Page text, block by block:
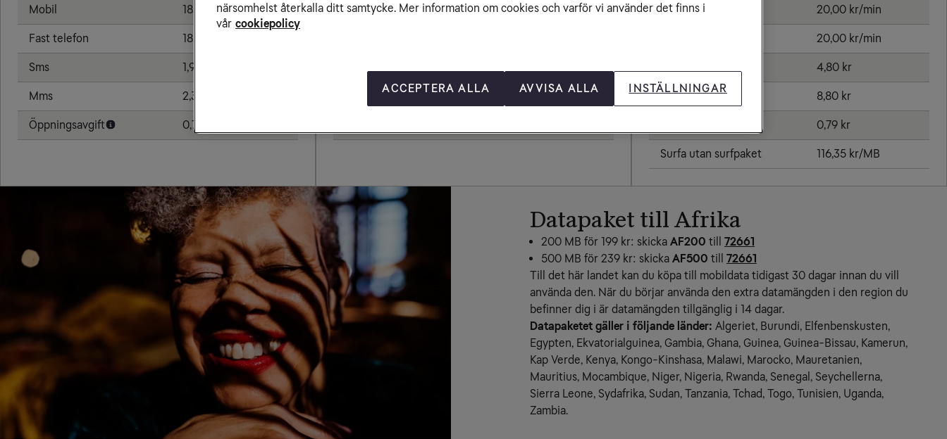
Mobil 18,00 kr/min
Fast telefon 18,00 kr/min
Sms 1,91 kr
Mms 2,39 kr
Öppningsavgift 0,79 kr
Ringa samtal 20,00 kr/min
8,80 kr
Ringa samtal 20,00 kr/min
20,00 kr/min
4,80 kr
Mms 8,80 kr
0,79 kr
Surfa utan surfpaket 116,35 kr/MB
Datapaket till Afrika
200 MB för 199 kr: skicka AF200 till 72661
500 MB för 239 kr: skicka AF500 till 72661
Till det här landet kan du köpa till mobildata tidigast 30 dagar innan du vill
använda den. När du börjar använda den extra datamängden i den region du
befinner dig i är datamängden tillgänglig i 14 dagar.
Datapaketet gäller i följande länder: Algeriet, Burundi, Elfenbenskusten,
Egypten, Ekvatorialguinea, Gambia, Ghana, Guinea, Guinea-Bissau, Kamerun,
Kap Verde, Kenya, Kongo-Kinshasa, Malawi, Marocko, Mauretanien,
Mauritius, Mocambique, Niger, Nigeria, Rwanda, Senegal, Seychellerna,
Sierra Leone, Sydafrika, Sudan, Tanzania, Tchad, Togo, Tunisien, Uganda,
Zambia.
närsomhelst återkalla ditt samtycke. Mer information om cookies och varför vi använder det finns i
vår cookiepolicy
ACCEPTERA ALLA AVVISA ALLA INSTÄLLNINGAR